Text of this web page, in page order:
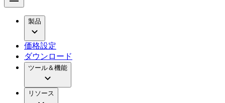
製品
価格設定
ダウンロード
ツール＆機能
リソース